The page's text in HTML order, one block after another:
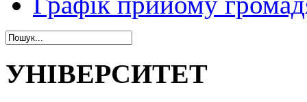
УНІВЕРСИТЕТ